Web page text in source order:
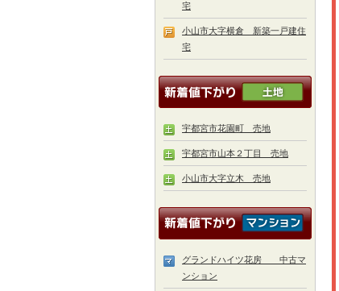
宅
小山市大字横倉 新築一戸建住
宅
宇都宮市花園町 売地
宇都宮市山本２丁目 売地
小山市大字立木 売地
グランドハイツ花房 中古マ
ンション